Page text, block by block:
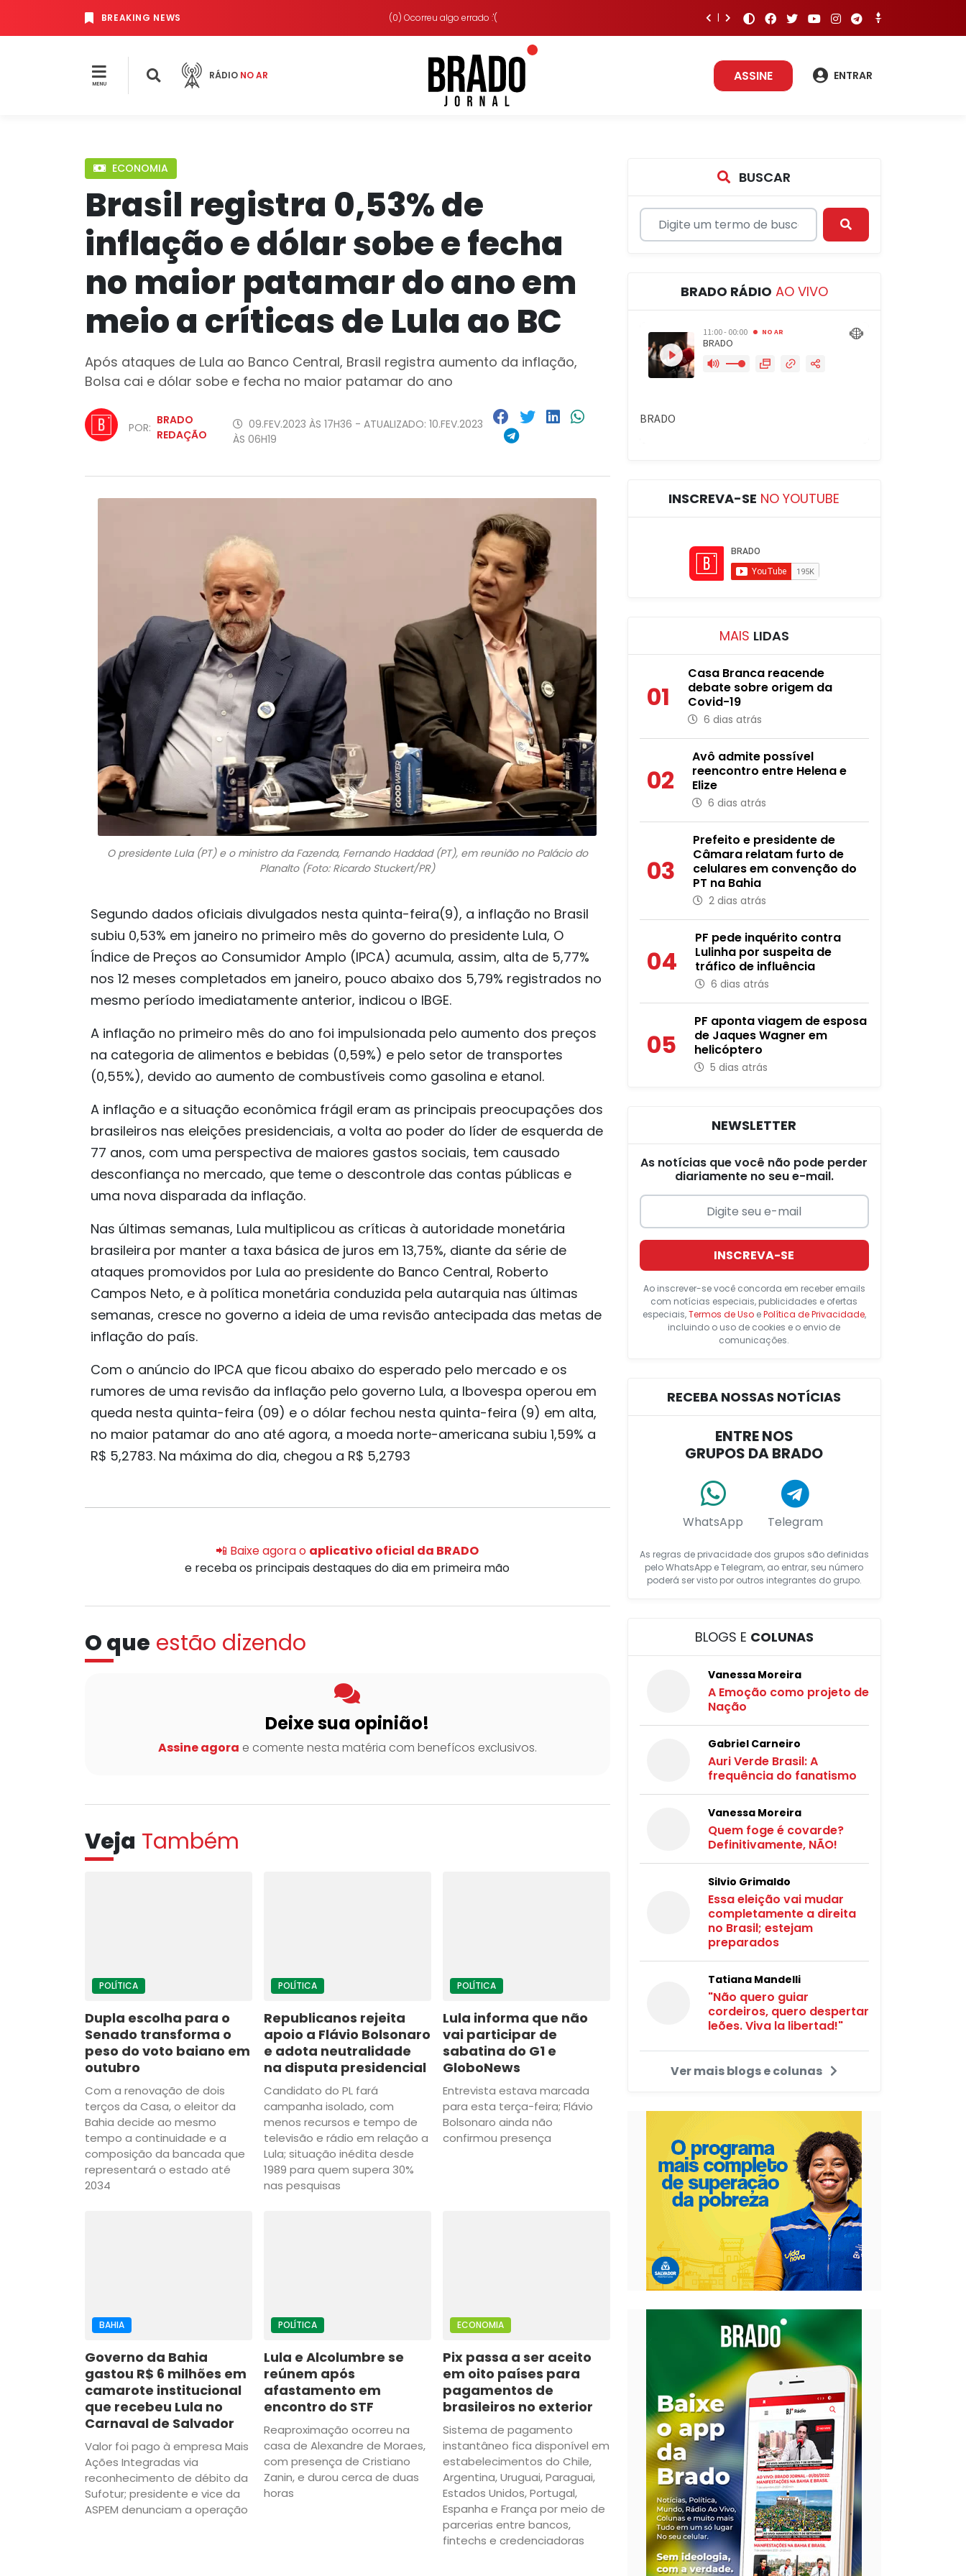
BREAKING NEWS (0) Ocorreu algo errado :'(
MENU
RÁDIO NO AR ASSINE ENTRAR
ECONOMIA
Brasil registra 0,53% de
inflação e dólar sobe e fecha
no maior patamar do ano em
meio a críticas de Lula ao BC
Após ataques de Lula ao Banco Central, Brasil registra aumento da inflação,
Bolsa cai e dólar sobe e fecha no maior patamar do ano
POR:
BRADO
REDAÇÃO
09.FEV.2023 ÀS 17H36 - ATUALIZADO: 10.FEV.2023
ÀS 06H19
O presidente Lula (PT) e o ministro da Fazenda, Fernando Haddad (PT), em reunião no Palácio do
Planalto (Foto: Ricardo Stuckert/PR)
Segundo dados oficiais divulgados nesta quinta-feira(9), a inflação no Brasil
subiu 0,53% em janeiro no primeiro mês do governo do presidente Lula, O
Índice de Preços ao Consumidor Amplo (IPCA) acumula, assim, alta de 5,77%
nos 12 meses completados em janeiro, pouco abaixo dos 5,79% registrados no
mesmo período imediatamente anterior, indicou o IBGE.
A inflação no primeiro mês do ano foi impulsionada pelo aumento dos preços
na categoria de alimentos e bebidas (0,59%) e pelo setor de transportes
(0,55%), devido ao aumento de combustíveis como gasolina e etanol.
A inflação e a situação econômica frágil eram as principais preocupações dos
brasileiros nas eleições presidenciais, a volta ao poder do líder de esquerda de
77 anos, com uma perspectiva de maiores gastos sociais, tem causado
desconfiança no mercado, que teme o descontrole das contas públicas e
uma nova disparada da inflação.
Nas últimas semanas, Lula multiplicou as críticas à autoridade monetária
brasileira por manter a taxa básica de juros em 13,75%, diante da série de
ataques promovidos por Lula ao presidente do Banco Central, Roberto
Campos Neto, e à política monetária conduzida pela autarquia nas últimas
semanas, cresce no governo a ideia de uma revisão antecipada das metas de
inflação do país.
Com o anúncio do IPCA que ficou abaixo do esperado pelo mercado e os
rumores de uma revisão da inflação pelo governo Lula, a Ibovespa operou em
queda nesta quinta-feira (09) e o dólar fechou nesta quinta-feira (9) em alta,
no maior patamar do ano até agora, a moeda norte-americana subiu 1,59% a
R$ 5,2783. Na máxima do dia, chegou a R$ 5,2793
📲 Baixe agora o aplicativo oficial da BRADO
e receba os principais destaques do dia em primeira mão
O que estão dizendo
Deixe sua opinião!
Assine agora e comente nesta matéria com benefícos exclusivos.
Veja Também
POLÍTICA
Dupla escolha para o
Senado transforma o
peso do voto baiano em
outubro
Com a renovação de dois
terços da Casa, o eleitor da
Bahia decide ao mesmo
tempo a continuidade e a
composição da bancada que
representará o estado até
2034
POLÍTICA
Republicanos rejeita
apoio a Flávio Bolsonaro
e adota neutralidade
na disputa presidencial
Candidato do PL fará
campanha isolado, com
menos recursos e tempo de
televisão e rádio em relação a
Lula; situação inédita desde
1989 para quem supera 30%
nas pesquisas
POLÍTICA
Lula informa que não
vai participar de
sabatina do G1 e
GloboNews
Entrevista estava marcada
para esta terça-feira; Flávio
Bolsonaro ainda não
confirmou presença
BAHIA
Governo da Bahia
gastou R$ 6 milhões em
camarote institucional
que recebeu Lula no
Carnaval de Salvador
Valor foi pago à empresa Mais
Ações Integradas via
reconhecimento de débito da
Sufotur; presidente e vice da
ASPEM denunciam a operação
POLÍTICA
Lula e Alcolumbre se
reúnem após
afastamento em
encontro do STF
Reaproximação ocorreu na
casa de Alexandre de Moraes,
com presença de Cristiano
Zanin, e durou cerca de duas
horas
ECONOMIA
Pix passa a ser aceito
em oito países para
pagamentos de
brasileiros no exterior
Sistema de pagamento
instantâneo fica disponível em
estabelecimentos do Chile,
Argentina, Uruguai, Paraguai,
Estados Unidos, Portugal,
Espanha e França por meio de
parcerias entre bancos,
fintechs e credenciadoras
BUSCAR
BRADO RÁDIO AO VIVO
INSCREVA-SE NO YOUTUBE
MAIS LIDAS
01
Casa Branca reacende
debate sobre origem da
Covid-19
6 dias atrás
02
Avô admite possível
reencontro entre Helena e
Elize
6 dias atrás
03
Prefeito e presidente de
Câmara relatam furto de
celulares em convenção do
PT na Bahia
2 dias atrás
04
PF pede inquérito contra
Lulinha por suspeita de
tráfico de influência
6 dias atrás
05
PF aponta viagem de esposa
de Jaques Wagner em
helicóptero
5 dias atrás
NEWSLETTER
As notícias que você não pode perder
diariamente no seu e-mail.
INSCREVA-SE
Ao inscrever-se você concorda em receber emails
com notícias especiais, publicidades e ofertas
especiais,Termos de UsoePolítica de Privacidade,
incluindo o uso de cookies e o envio de
comunicações.
RECEBA NOSSAS NOTÍCIAS
ENTRE NOS
GRUPOS DA BRADO
WhatsApp Telegram
As regras de privacidade dos grupos são definidas
pelo WhatsApp e Telegram, ao entrar, seu número
poderá ser visto por outros integrantes do grupo.
BLOGS E COLUNAS
Vanessa Moreira
A Emoção como projeto de
Nação
Gabriel Carneiro
Auri Verde Brasil: A
frequência do fanatismo
Vanessa Moreira
Quem foge é covarde?
Definitivamente, NÃO!
Silvio Grimaldo
Essa eleição vai mudar
completamente a direita
no Brasil; estejam
preparados
Tatiana Mandelli
"Não quero guiar
cordeiros, quero despertar
leões. Viva la libertad!"
Ver mais blogs e colunas